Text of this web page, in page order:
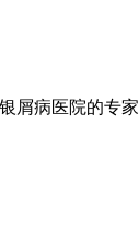
屑病医院的专